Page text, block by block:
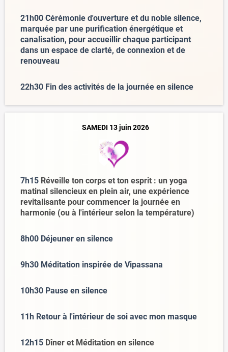
21h00 Cérémonie d'ouverture et du noble silence,
marquée par une purification énergétique et
canalisation, pour accueillir chaque participant
dans un espace de clarté, de connexion et de
renouveau
22h30 Fin des activités de la journée en silence
SAMEDI 13 juin 2026
7h15 Réveille ton corps et ton esprit : un yoga
matinal silencieux en plein air, une expérience
revitalisante pour commencer la journée en
harmonie (ou à l'intérieur selon la température)
8h00 Déjeuner en silence
9h30 Méditation inspirée de Vipassana
10h30 Pause en silence
11h Retour à l'intérieur de soi avec mon masque
12h15 Dîner et Méditation en silence